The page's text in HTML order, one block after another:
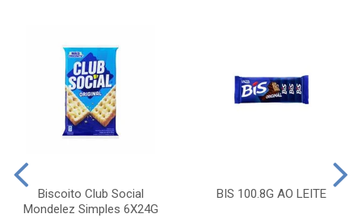
Biscoito Club Social
Mondelez Simples 6X24G
BIS 100.8G AO LEITE